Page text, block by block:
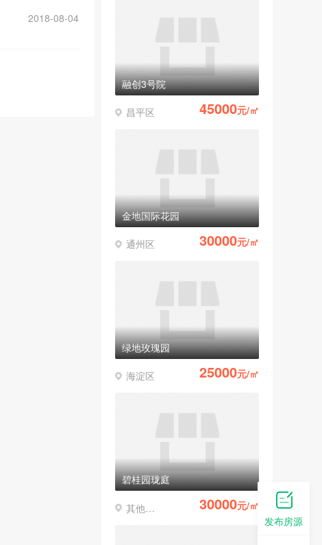
2018-08-04
融创3号院
昌平区 45000元/㎡
金地国际花园
通州区 30000元/㎡
绿地玫瑰园
海淀区 25000元/㎡
碧桂园珑庭
其他区县 30000元/㎡
发布房源